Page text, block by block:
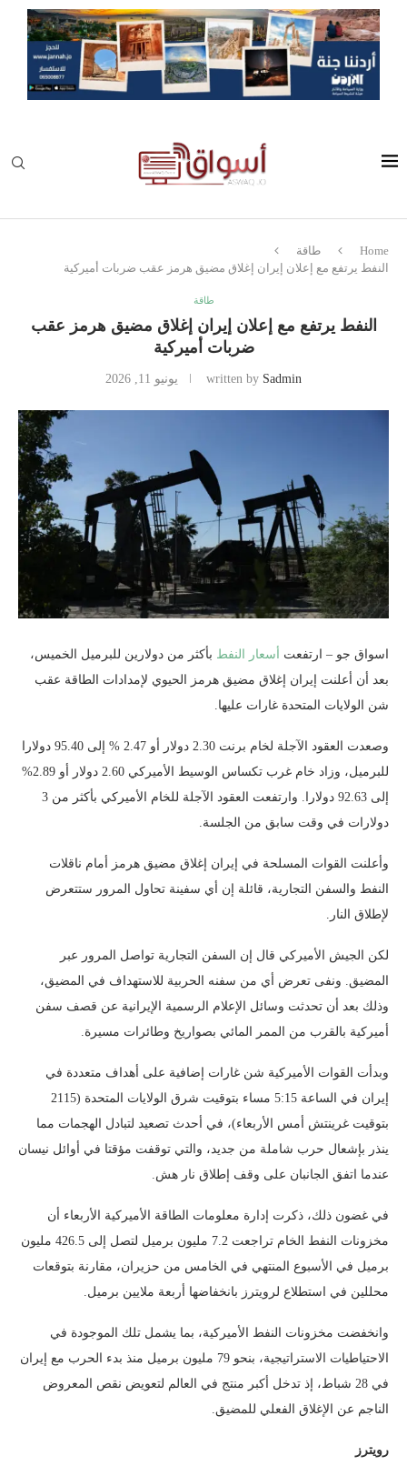
Home
طاقة
النفط يرتفع مع إعلان إيران إغلاق مضيق هرمز عقب ضربات أميركية
طاقة
النفط يرتفع مع إعلان إيران إغلاق مضيق هرمز عقب
ضربات أميركية
written by Sadmin يونيو 11, 2026
اسواق جو – ارتفعت أسعار النفط بأكثر من دولارين للبرميل الخميس،
بعد أن أعلنت إيران إغلاق مضيق هرمز الحيوي لإمدادات الطاقة عقب
شن الولايات المتحدة غارات عليها.
وصعدت العقود الآجلة لخام برنت 2.30 دولار أو 2.47 % إلى 95.40 دولارا
للبرميل، وزاد خام غرب تكساس الوسيط الأميركي 2.60 دولار أو 2.89%
إلى 92.63 دولارا. وارتفعت العقود الآجلة للخام الأميركي بأكثر من 3
دولارات في وقت سابق من الجلسة.
وأعلنت القوات المسلحة في إيران إغلاق مضيق هرمز أمام ناقلات
النفط والسفن التجارية، قائلة إن أي سفينة تحاول المرور ستتعرض
لإطلاق النار.
لكن الجيش الأميركي قال إن السفن التجارية تواصل المرور عبر
المضيق. ونفى تعرض أي من سفنه الحربية للاستهداف في المضيق،
وذلك بعد أن تحدثت وسائل الإعلام الرسمية الإيرانية عن قصف سفن
أميركية بالقرب من الممر المائي بصواريخ وطائرات مسيرة.
وبدأت القوات الأميركية شن غارات إضافية على أهداف متعددة في
إيران في الساعة 5:15 مساء بتوقيت شرق الولايات المتحدة (2115
بتوقيت غرينتش أمس الأربعاء)، في أحدث تصعيد لتبادل الهجمات مما
ينذر بإشعال حرب شاملة من جديد، والتي توقفت مؤقتا في أوائل نيسان
عندما اتفق الجانبان على وقف إطلاق نار هش.
في غضون ذلك، ذكرت إدارة معلومات الطاقة الأميركية الأربعاء أن
مخزونات النفط الخام تراجعت 7.2 مليون برميل لتصل إلى 426.5 مليون
برميل في الأسبوع المنتهي في الخامس من حزيران، مقارنة بتوقعات
محللين في استطلاع لرويترز بانخفاضها أربعة ملايين برميل.
وانخفضت مخزونات النفط الأميركية، بما يشمل تلك الموجودة في
الاحتياطيات الاستراتيجية، بنحو 79 مليون برميل منذ بدء الحرب مع إيران
في 28 شباط، إذ تدخل أكبر منتج في العالم لتعويض نقص المعروض
الناجم عن الإغلاق الفعلي للمضيق.
رويترز